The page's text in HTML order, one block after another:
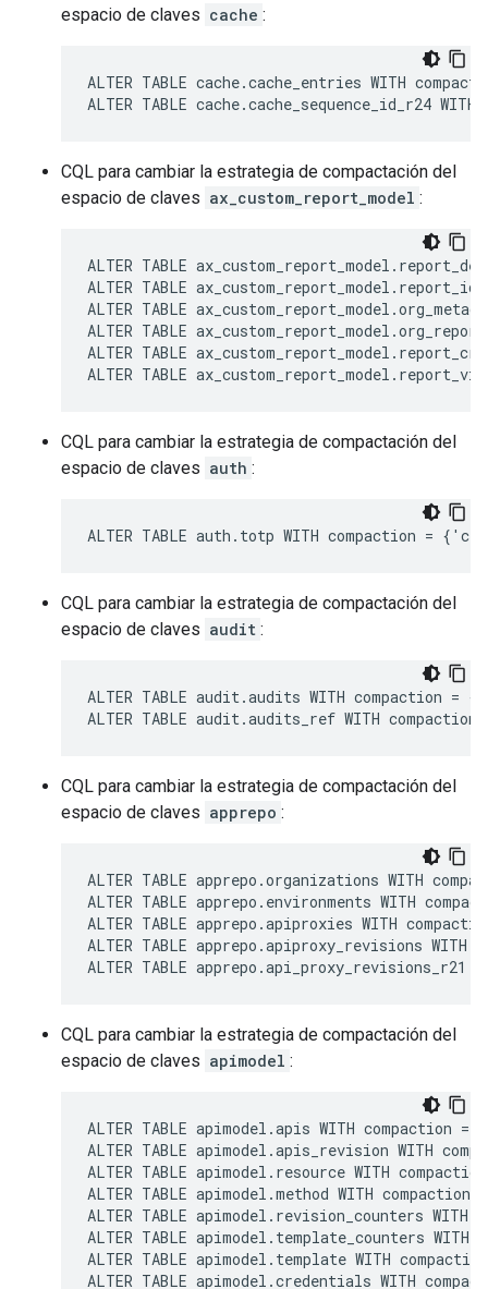
espacio de claves cache :
ALTER TABLE cache.cache_entries WITH
ALTER TABLE cache.cache_sequence_id_r24
CQL para cambiar la estrategia de compactación del
espacio de claves ax_custom_report_model :
ALTER TABLE
ALTER TABLE
ALTER TABLE
ALTER TABLE
ALTER TABLE
ALTER TABLE
CQL para cambiar la estrategia de compactación del
espacio de claves auth :
ALTER TABLE auth.totp WITH compaction =
CQL para cambiar la estrategia de compactación del
espacio de claves audit :
ALTER TABLE audit.audits WITH compaction
ALTER TABLE audit.audits_ref WITH
CQL para cambiar la estrategia de compactación del
espacio de claves apprepo :
ALTER TABLE apprepo.organizations WITH
ALTER TABLE apprepo.environments WITH
ALTER TABLE apprepo.apiproxies WITH
ALTER TABLE apprepo.apiproxy_revisions
ALTER TABLE
CQL para cambiar la estrategia de compactación del
espacio de claves apimodel :
ALTER TABLE apimodel.apis WITH
ALTER TABLE apimodel.apis_revision WITH
ALTER TABLE apimodel.resource WITH
ALTER TABLE apimodel.method WITH
ALTER TABLE apimodel.revision_counters
ALTER TABLE apimodel.template_counters
ALTER TABLE apimodel.template WITH
ALTER TABLE apimodel.credentials WITH